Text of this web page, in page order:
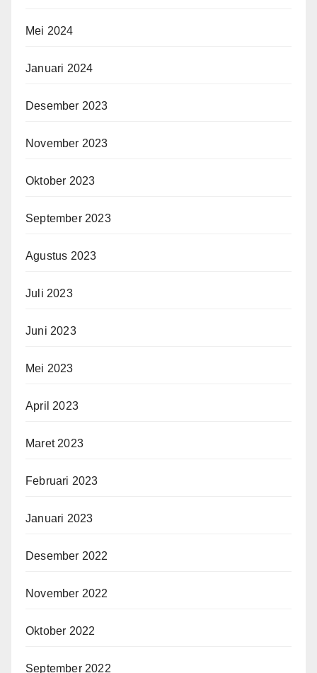
Mei 2024
Januari 2024
Desember 2023
November 2023
Oktober 2023
September 2023
Agustus 2023
Juli 2023
Juni 2023
Mei 2023
April 2023
Maret 2023
Februari 2023
Januari 2023
Desember 2022
November 2022
Oktober 2022
September 2022